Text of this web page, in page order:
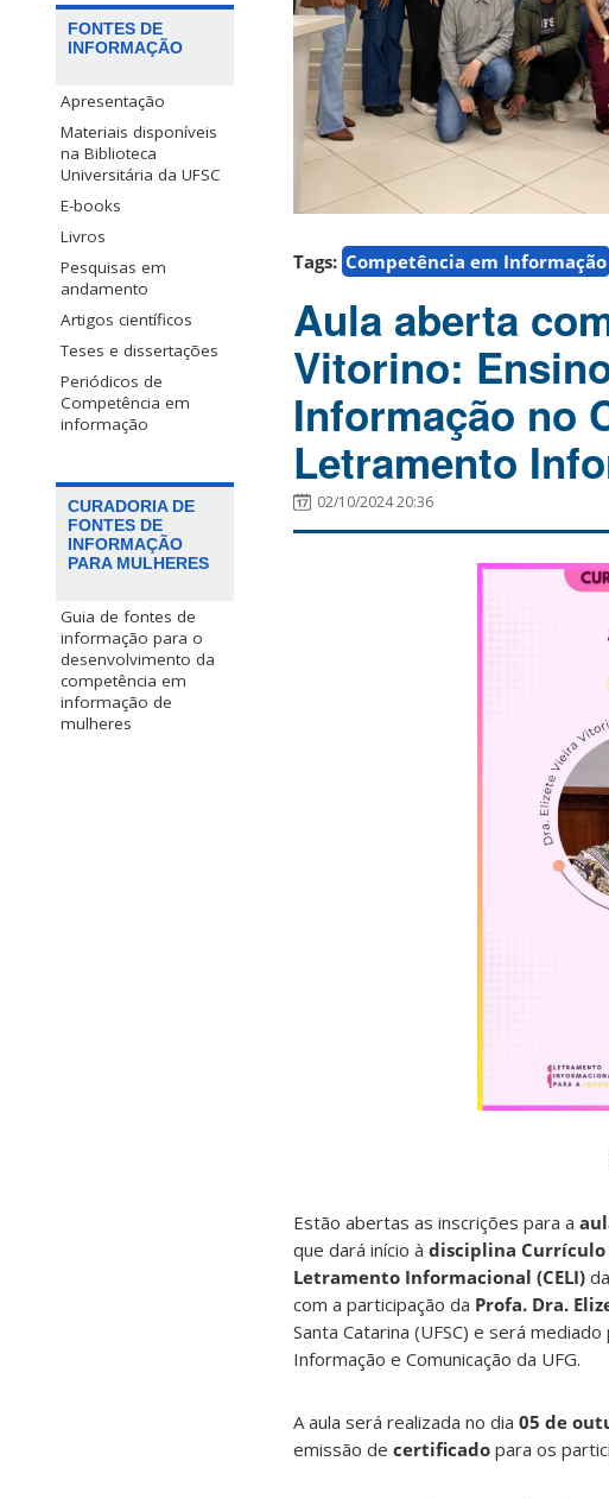
FONTES DE
INFORMAÇÃO
Apresentação
Materiais disponíveis
na Biblioteca
Universitária da UFSC
E-books
Livros
Pesquisas em
andamento
Artigos científicos
Teses e dissertações
Periódicos de
Competência em
informação
CURADORIA DE
FONTES DE
INFORMAÇÃO
PARA MULHERES
Guia de fontes de
informação para o
desenvolvimento da
competência em
informação de
mulheres
Tags: Competência em Informação
Aula aberta
Vitorino:
Informação no
Letramento
02/10/2024 20:36
Estão abertas as inscrições para a
que dará início à disciplina Currículo
Letramento Informacional (CELI) da
com a participação da Profa. Dra.
Santa Catarina (UFSC) e será
Informação e Comunicação da UFG.
A aula será realizada no dia 05 de
emissão de certificado para os